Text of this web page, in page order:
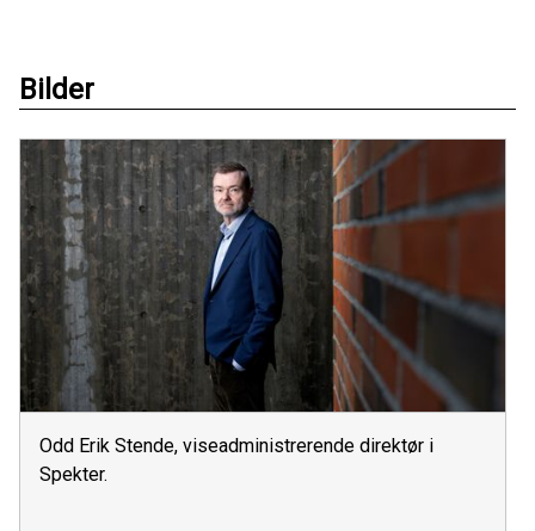
Bilder
Odd Erik Stende, viseadministrerende direktør i
Spekter.